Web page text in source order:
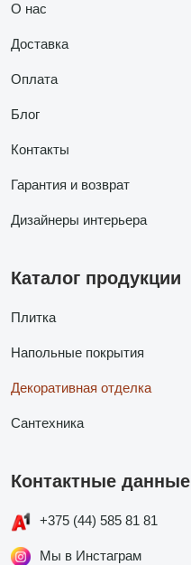
О нас
Доставка
Оплата
Блог
Контакты
Гарантия и возврат
Дизайнеры интерьера
Каталог продукции
Плитка
Напольные покрытия
Декоративная отделка
Сантехника
Контактные данные
+375 (44) 585 81 81
Мы в Инстаграм